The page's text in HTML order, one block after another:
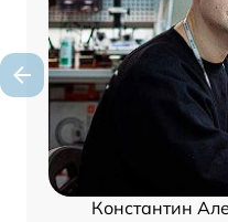
Константин